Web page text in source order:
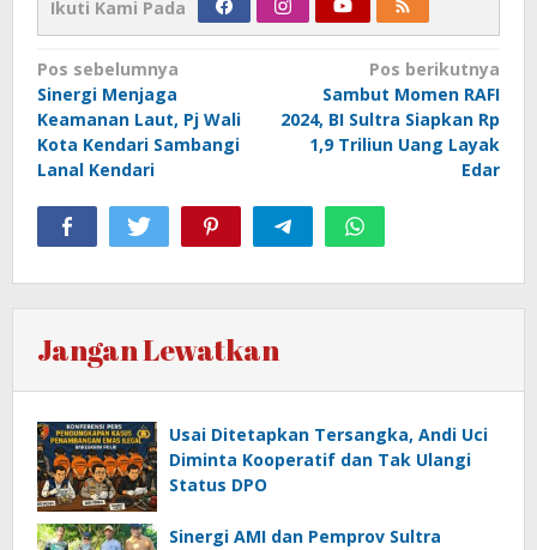
Ikuti Kami Pada
Navigasi
pos
Pos sebelumnya
Sinergi Menjaga
Keamanan Laut, Pj Wali
Kota Kendari Sambangi
Lanal Kendari
Pos berikutnya
Sambut Momen RAFI
2024, BI Sultra Siapkan Rp
1,9 Triliun Uang Layak
Edar
Jangan Lewatkan
Usai Ditetapkan Tersangka, Andi Uci
Diminta Kooperatif dan Tak Ulangi
Status DPO
Sinergi AMI dan Pemprov Sultra